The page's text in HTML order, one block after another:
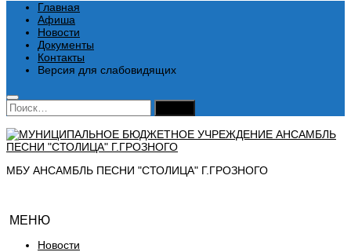
Главная
Афиша
Новости
Документы
Контакты
Версия для слабовидящих
Найти:
МБУ АНСАМБЛЬ ПЕСНИ "СТОЛИЦА" Г.ГРОЗНОГО
МЕНЮ
Новости